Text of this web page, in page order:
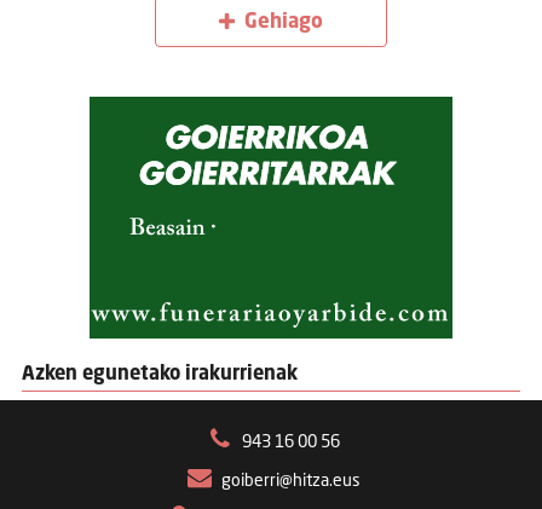
Gehiago
Azken egunetako irakurrienak
943 16 00 56
goiberri@hitza.eus